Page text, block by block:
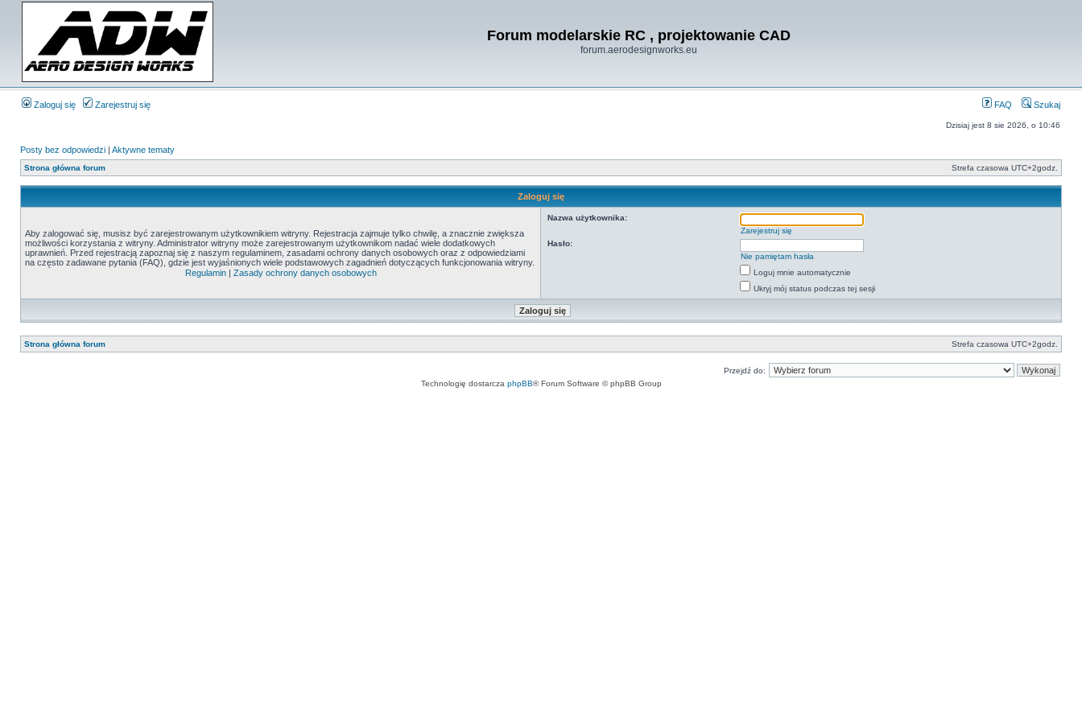
Forum modelarskie RC , projektowanie CAD
forum.aerodesignworks.eu
Zaloguj się Zarejestruj się FAQ Szukaj
Dzisiaj jest 8 sie 2026, o 10:46
Posty bez odpowiedzi | Aktywne tematy
Strona główna forum Strefa czasowa UTC+2godz.
Zaloguj się
Aby zalogować się, musisz być zarejestrowanym użytkownikiem witryny. Rejestracja zajmuje tylko chwilę, a znacznie zwiększa
możliwości korzystania z witryny. Administrator witryny może zarejestrowanym użytkownikom nadać wiele dodatkowych
uprawnień. Przed rejestracją zapoznaj się z naszym regulaminem, zasadami ochrony danych osobowych oraz z odpowiedziami
na często zadawane pytania (FAQ), gdzie jest wyjaśnionych wiele podstawowych zagadnień dotyczących funkcjonowania witryny.
Regulamin| Zasady ochrony danych osobowych
Nazwa użytkownika:
Zarejestruj się
Hasło:
Nie pamiętam hasła
Loguj mnie automatycznie
Ukryj mój status podczas tej sesji
Strona główna forum Strefa czasowa UTC+2godz.
Przejdź do:
Technologię dostarcza phpBB® Forum Software © phpBB Group